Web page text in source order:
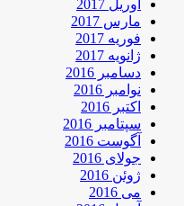
آوریل 2017
مارس 2017
فوریه 2017
ژانویه 2017
دسامبر 2016
نوامبر 2016
اکتبر 2016
سپتامبر 2016
آگوست 2016
جولای 2016
ژوئن 2016
می 2016